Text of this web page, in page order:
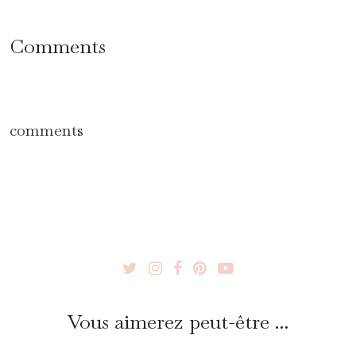
Comments
comments
Vous aimerez peut-être ...